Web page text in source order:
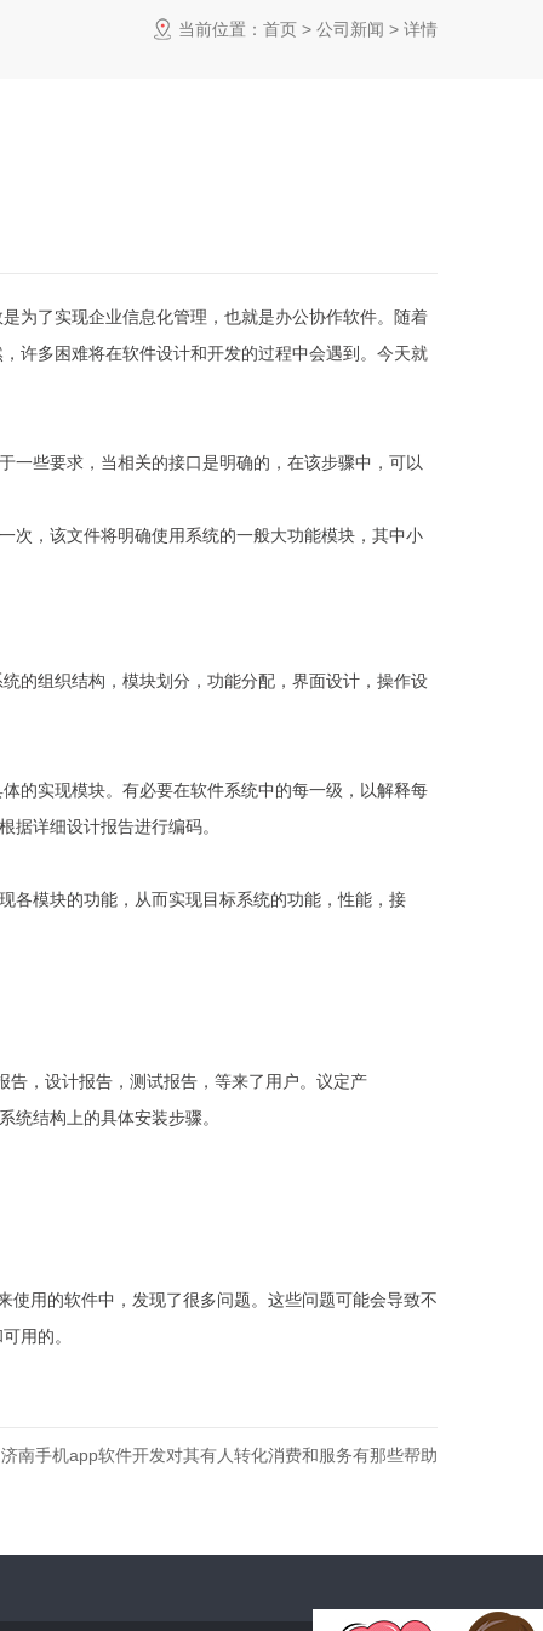
当前位置： 首页 > 公司新闻 > 详情
为了实现企业信息化管理，也就是办公协作软件。随着
许多困难将在软件设计和开发的过程中会遇到。今天就
一些要求，当相关的接口是明确的，在该步骤中，可以
次，该文件将明确使用系统的一般大功能模块，其中小
的组织结构，模块划分，功能分配，界面设计，操作设
的实现模块。有必要在软件系统中的每一级，以解释每
详细设计报告进行编码。
各模块的功能，从而实现目标系统的功能，性能，接
告，设计报告，测试报告，等来了用户。议定产
结构上的具体安装步骤。
用的软件中，发现了很多问题。这些问题可能会导致不
用的。
济南手机app软件开发对其有人转化消费和服务有那些帮助